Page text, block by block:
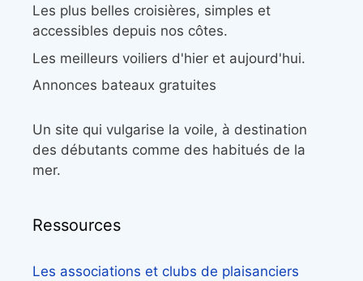
Les plus belles croisières, simples et
accessibles depuis nos côtes.
Les meilleurs voiliers d'hier et aujourd'hui.
Annonces bateaux gratuites
Un site qui vulgarise la voile, à destination
des débutants comme des habitués de la
mer.
Ressources
Les associations et clubs de plaisanciers